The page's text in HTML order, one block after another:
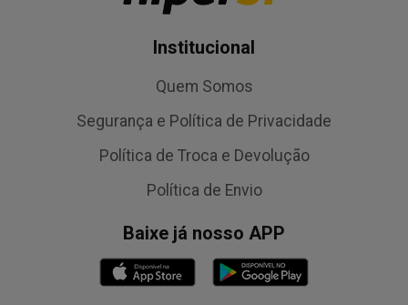
Institucional
Quem Somos
Segurança e Política de Privacidade
Política de Troca e Devolução
Política de Envio
Baixe já nosso APP